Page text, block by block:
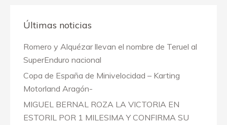
Últimas noticias
Romero y Alquézar llevan el nombre de Teruel al
SuperEnduro nacional
Copa de España de Minivelocidad – Karting
Motorland Aragón-
MIGUEL BERNAL ROZA LA VICTORIA EN
ESTORIL POR 1 MILESIMA Y CONFIRMA SU